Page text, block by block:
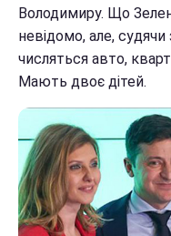
Володимиру. Що
невідомо, але,
числяться авто,
Мають двоє дітей.